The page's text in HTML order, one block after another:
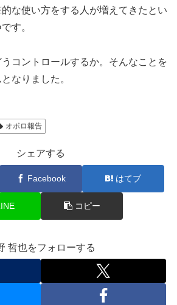
な使い方をする人が増えてきたとい
す。
コントロールするか。そんなことを
なりました。
オボロ報告
シェアする
Facebook はてブ
コピー
哲也をフォローする